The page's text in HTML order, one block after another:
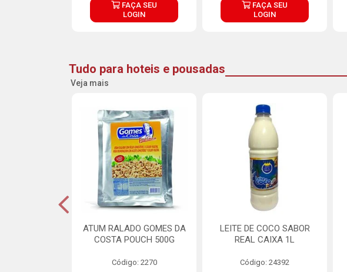
FAÇA SEU
LOGIN
FAÇA SEU
LOGIN
Tudo para hoteis e pousadas
Veja mais
ATUM RALADO GOMES DA
COSTA POUCH 500G
Código: 2270
LEITE DE COCO SABOR
REAL CAIXA 1L
Código: 24392